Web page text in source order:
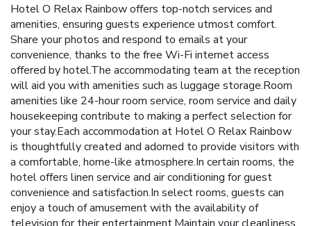
Hotel O Relax Rainbow offers top-notch services and
amenities, ensuring guests experience utmost comfort.
Share your photos and respond to emails at your
convenience, thanks to the free Wi-Fi internet access
offered by hotel.The accommodating team at the reception
will aid you with amenities such as luggage storage.Room
amenities like 24-hour room service, room service and daily
housekeeping contribute to making a perfect selection for
your stay.Each accommodation at Hotel O Relax Rainbow
is thoughtfully created and adorned to provide visitors with
a comfortable, home-like atmosphere.In certain rooms, the
hotel offers linen service and air conditioning for guest
convenience and satisfaction.In select rooms, guests can
enjoy a touch of amusement with the availability of